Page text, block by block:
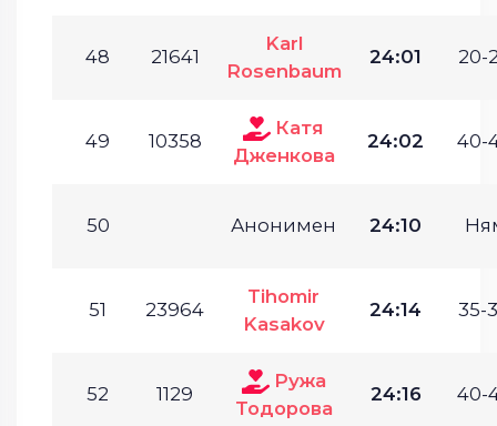
48 21641
Karl
Rosenbaum
24:01 20-
49 10358
Катя
Дженкова
24:02 40-
50 Анонимен 24:10
51 23964
Tihomir
Kasakov
24:14 35-
52 1129
Ружа
Тодорова
24:16 40-